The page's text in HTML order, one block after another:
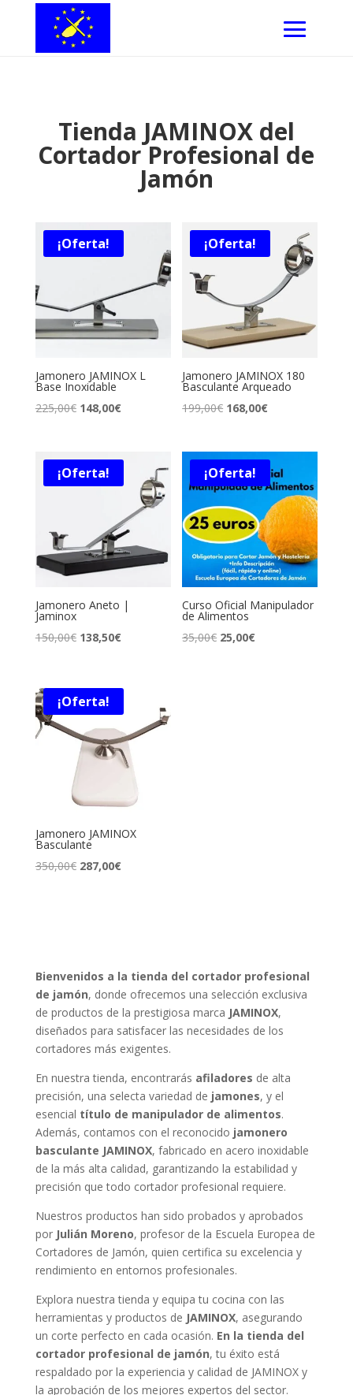
Tienda JAMINOX del
Cortador Profesional de
Jamón
¡Oferta!
Jamonero JAMINOX L
Base Inoxidable
225,00€ El
era:
225,00€.
148,00€El
148,00€.
¡Oferta!
Jamonero JAMINOX 180
Basculante Arqueado
199,00€ El
original
era:
199,00€.
168,00€El
actual
es:
168,00€.
¡Oferta!
Jamonero Aneto |
Jaminox
150,00€ El
era:
150,00€.
138,50€El
138,50€.
¡Oferta!
Curso Oficial Manipulador
de Alimentos
35,00€ El
25,00€El
¡Oferta!
Jamonero JAMINOX
Basculante
350,00€ El
287,00€El
Bienvenidos a la tienda del cortador profesional
de jamón, donde ofrecemos una selección exclusiva
de productos de la prestigiosa marca JAMINOX,
diseñados para satisfacer las necesidades de los
cortadores más exigentes.
En nuestra tienda, encontrarás afiladores de alta
precisión, una selecta variedad de jamones, y el
esencial título de manipulador de alimentos.
Además, contamos con el reconocido jamonero
basculante JAMINOX, fabricado en acero inoxidable
de la más alta calidad, garantizando la estabilidad y
precisión que todo cortador profesional requiere.
Nuestros productos han sido probados y aprobados
por Julián Moreno, profesor de la Escuela Europea de
Cortadores de Jamón, quien certifica su excelencia y
rendimiento en entornos profesionales.
Explora nuestra tienda y equipa tu cocina con las
herramientas y productos de JAMINOX, asegurando
un corte perfecto en cada ocasión. En la tienda del
cortador profesional de jamón, tu éxito está
respaldado por la experiencia y calidad de JAMINOX y
la aprobación de los mejores expertos del sector.